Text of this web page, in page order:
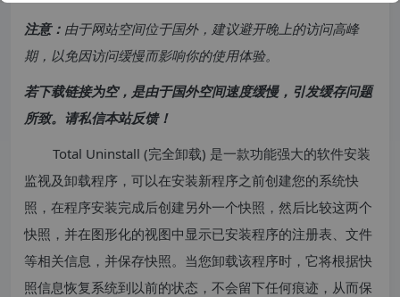
注意： 由于网站空间位于国外，建议避开晚上的访问高峰
期，以免因访问缓慢而影响你的使用体验。
若下载链接为空，是由于国外空间速度缓慢，引发缓存问题
所致。请私信本站反馈！
Total Uninstall (完全卸载) 是一款功能强大的软件安装
监视及卸载程序，可以在安装新程序之前创建您的系统快
照，在程序安装完成后创建另外一个快照，然后比较这两个
快照，并在图形化的视图中显示已安装程序的注册表、文件
等相关信息，并保存快照。当您卸载该程序时，它将根据快
照信息恢复系统到以前的状态，不会留下任何痕迹，从而保